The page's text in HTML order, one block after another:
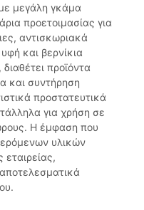
μεγάλη γκάμα
προετοιμασίας για
αντισκωριακά
και βερνίκια
προϊόντα
και συντήρηση
προστατευτικά
για χρήση σε
Η έμφαση που
υλικών
εταιρείας,